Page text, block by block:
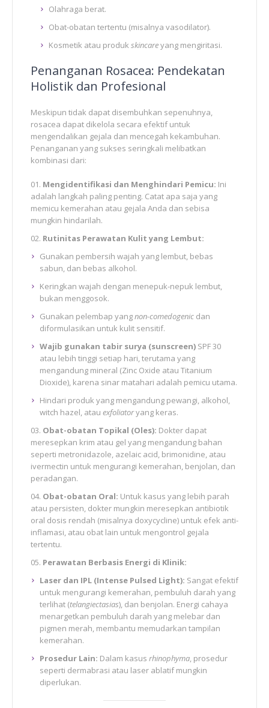
Olahraga berat.
Obat-obatan tertentu (misalnya vasodilator).
Kosmetik atau produk skincareyang mengiritasi.
Penanganan Rosacea: Pendekatan
Holistik dan Profesional
Meskipun tidak dapat disembuhkan sepenuhnya,
rosacea dapat dikelola secara efektif untuk
mengendalikan gejala dan mencegah kekambuhan.
Penanganan yang sukses seringkali melibatkan
kombinasi dari:
Mengidentifikasi dan Menghindari Pemicu: Ini
adalah langkah paling penting. Catat apa saja yang
memicu kemerahan atau gejala Anda dan sebisa
mungkin hindarilah.
Rutinitas Perawatan Kulit yang Lembut:
Gunakan pembersih wajah yang lembut, bebas
sabun, dan bebas alkohol.
Keringkan wajah dengan menepuk-nepuk lembut,
bukan menggosok.
Gunakan pelembap yangnon-comedogenic dan
diformulasikan untuk kulit sensitif.
Wajib gunakan tabir surya (sunscreen) SPF 30
atau lebih tinggi setiap hari, terutama yang
mengandung mineral (Zinc Oxide atau Titanium
Dioxide), karena sinar matahari adalah pemicu utama.
Hindari produk yang mengandung pewangi, alkohol,
witch hazel, atau exfoliatoryang keras.
Obat-obatan Topikal (Oles): Dokter dapat
meresepkan krim atau gel yang mengandung bahan
seperti metronidazole, azelaic acid, brimonidine, atau
ivermectin untuk mengurangi kemerahan, benjolan, dan
peradangan.
Obat-obatan Oral: Untuk kasus yang lebih parah
atau persisten, dokter mungkin meresepkan antibiotik
oral dosis rendah (misalnya doxycycline) untuk efek anti-
inflamasi, atau obat lain untuk mengontrol gejala
tertentu.
Perawatan Berbasis Energi di Klinik:
Laser dan IPL (Intense Pulsed Light): Sangat efektif
untuk mengurangi kemerahan, pembuluh darah yang
terlihat (telangiectasias), dan benjolan. Energi cahaya
menargetkan pembuluh darah yang melebar dan
pigmen merah, membantu memudarkan tampilan
kemerahan.
Prosedur Lain: Dalam kasus rhinophyma, prosedur
seperti dermabrasi atau laser ablatif mungkin
diperlukan.